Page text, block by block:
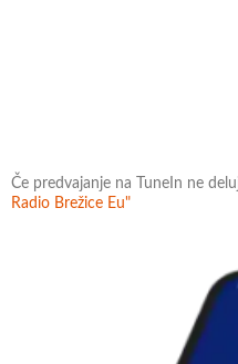
Če predvajanje na TuneIn ne
Radio Brežice Eu"